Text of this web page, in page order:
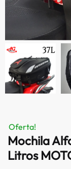
Oferta!
Mochila
Litros